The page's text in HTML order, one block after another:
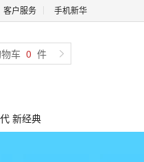
客户服务 手机新华
车 0 件
新经典